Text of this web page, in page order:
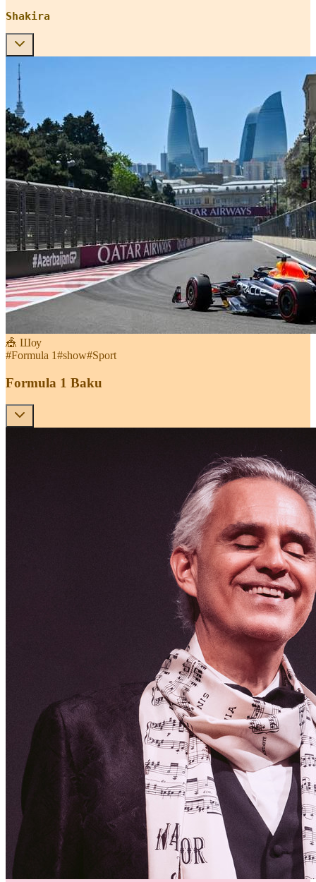
Shakira
🎪 Шоу
#Formula 1#show#Sport
Formula 1 Baku